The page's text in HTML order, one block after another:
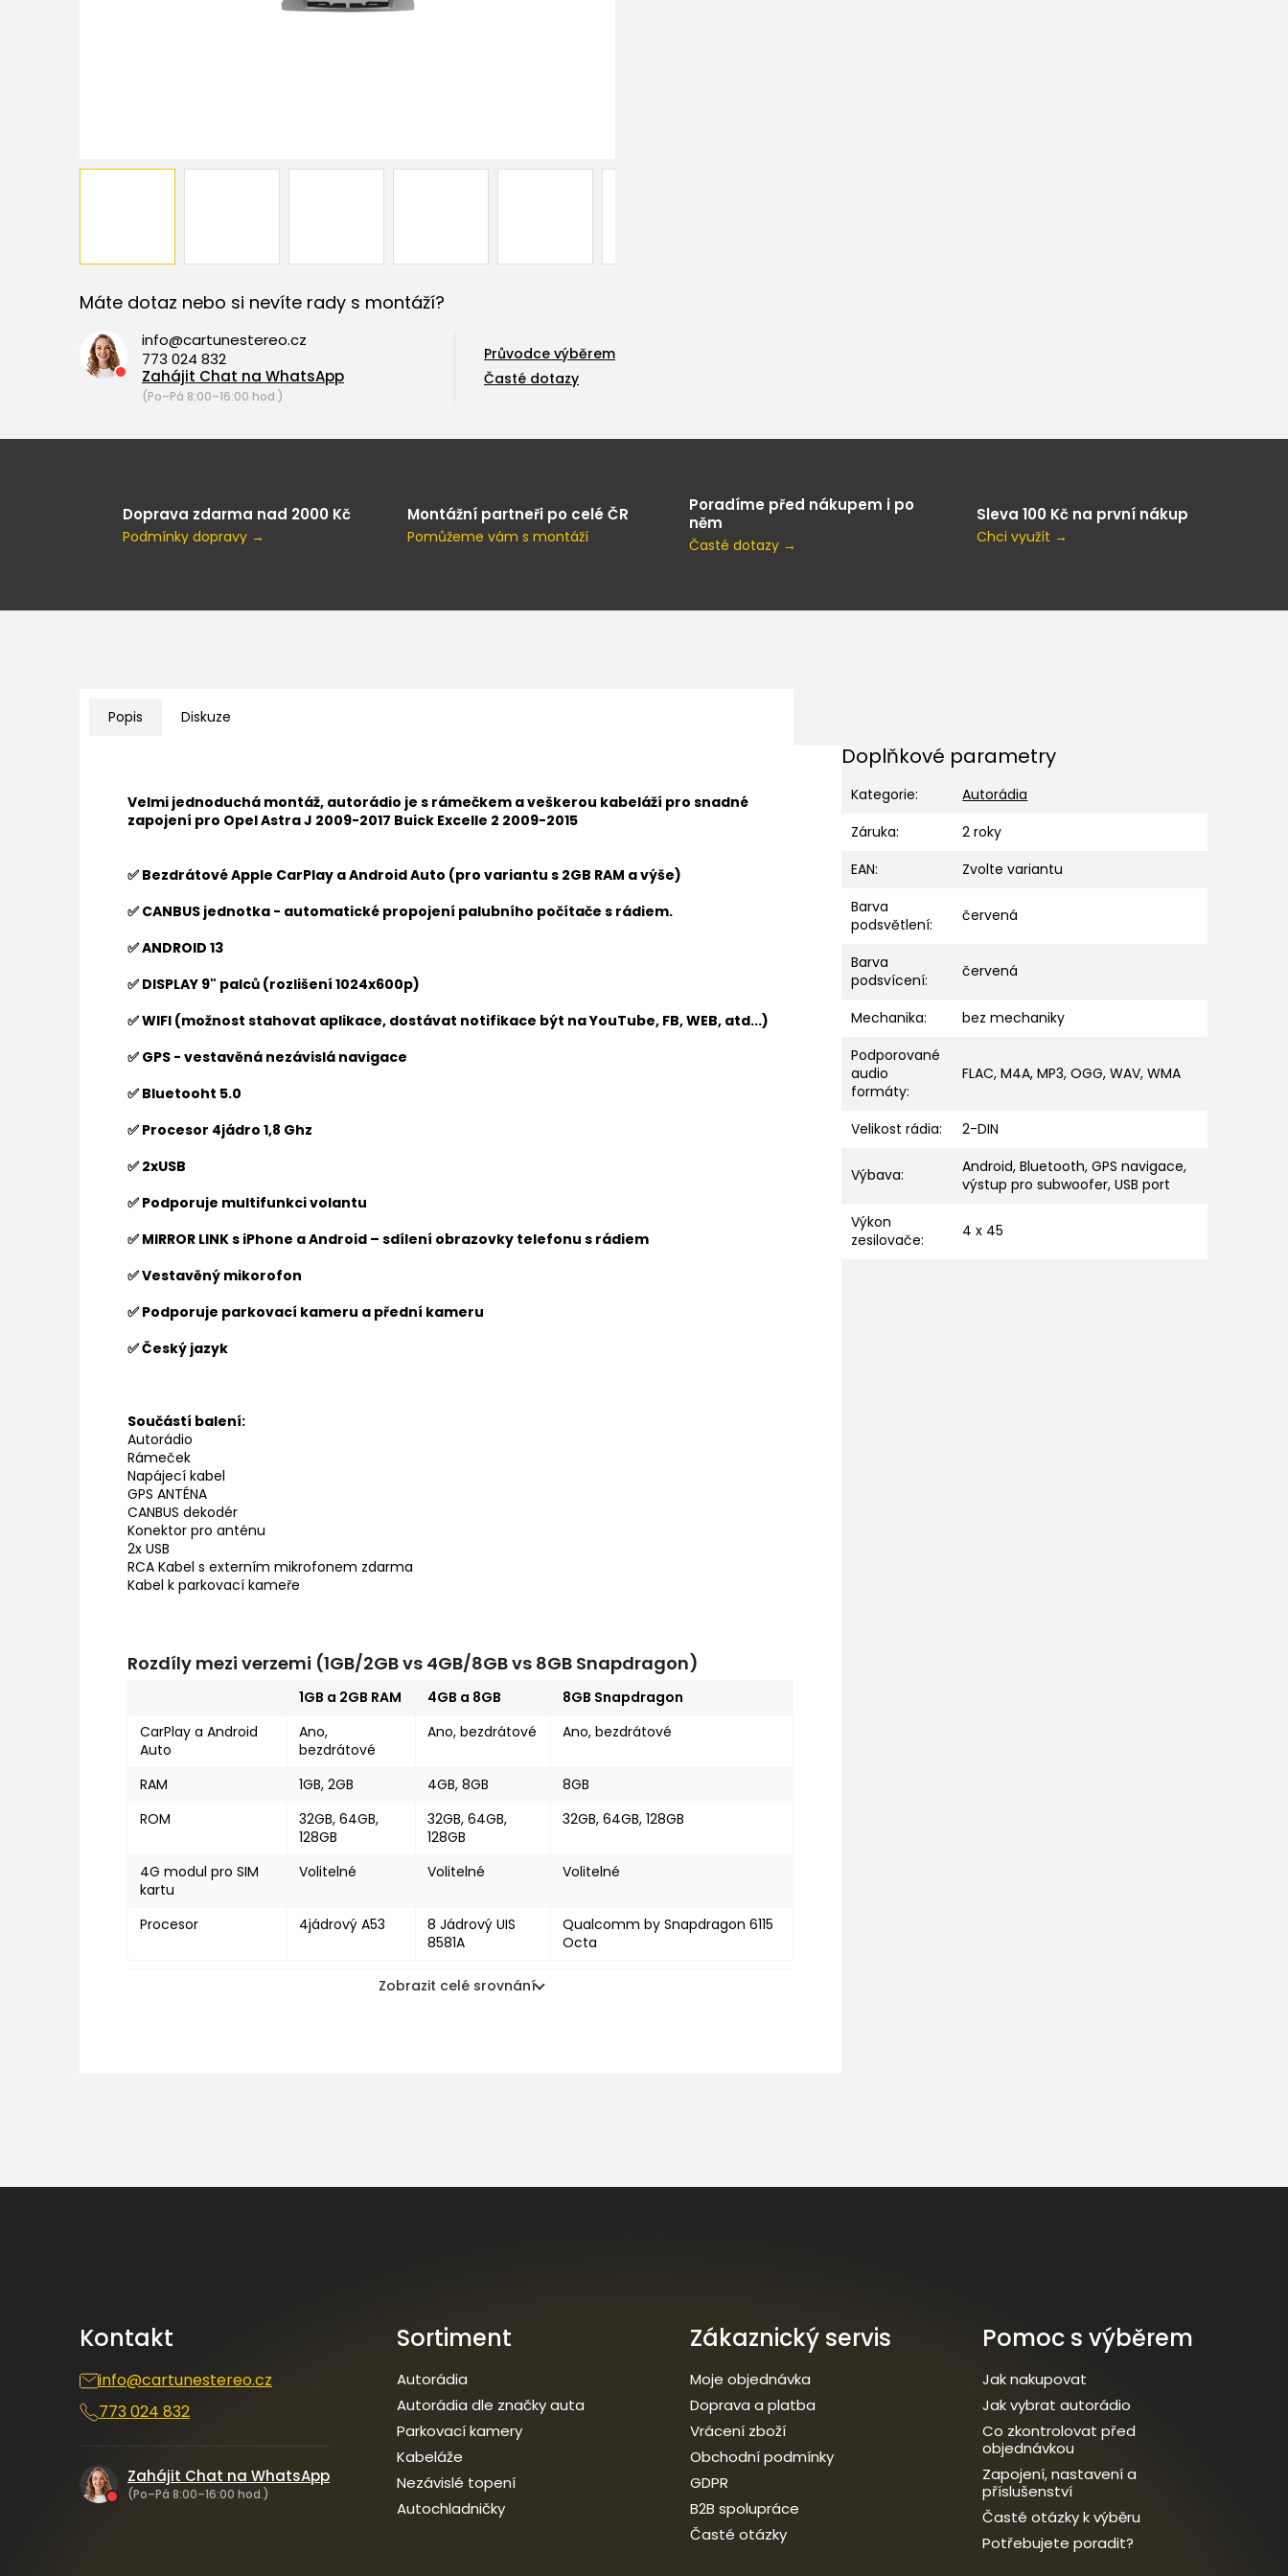
Máte dotaz nebo si nevíte rady s montáží?
info@cartunestereo.cz
773 024 832
Zahájit Chat na WhatsApp
(Po–Pá 8:00–16:00 hod.)
Průvodce výběrem
Časté dotazy
Doprava zdarma nad 2000 Kč
Podmínky dopravy →
Montážní partneři po celé ČR
Pomůžeme vám s montáží
Poradíme před nákupem i po
něm
Časté dotazy →
Sleva 100 Kč na první nákup
Chci využít →
Popis Diskuze
Velmi jednoduchá montáž, autorádio je s rámečkem a veškerou kabeláží pro snadné
zapojení pro Opel Astra J 2009-2017 Buick Excelle 2 2009-2015
✅ Bezdrátové Apple CarPlay a Android Auto (pro variantu s 2GB RAM a výše)
✅ CANBUS jednotka - automatické propojení palubního počítače s rádiem.
✅ ANDROID 13
✅ DISPLAY 9" palců (rozlišení 1024x600p)
✅ WIFI (možnost stahovat aplikace, dostávat notifikace být na YouTube, FB, WEB, atd...)
✅ GPS - vestavěná nezávislá navigace
✅ Bluetooht 5.0
✅ Procesor 4jádro 1,8 Ghz
✅ 2xUSB
✅ Podporuje multifunkci volantu
✅ MIRROR LINK s iPhone a Android – sdílení obrazovky telefonu s rádiem
✅ Vestavěný mikorofon
✅ Podporuje parkovací kameru a přední kameru
✅ Český jazyk
Součástí balení:
Autorádio
Rámeček
Napájecí kabel
GPS ANTÉNA
CANBUS dekodér
Konektor pro anténu
2x USB
RCA Kabel s externím mikrofonem zdarma
Kabel k parkovací kameře
Rozdíly mezi verzemi (1GB/2GB vs 4GB/8GB vs 8GB Snapdragon)
1GB a 2GB RAM 4GB a 8GB
8GB Snapdragon
CarPlay a Android
Auto
Ano,
bezdrátové
Ano, bezdrátové Ano, bezdrátové
RAM 1GB, 2GB 4GB, 8GB
8GB
ROM
32GB, 64GB,
128GB
32GB, 64GB,
128GB
32GB, 64GB, 128GB
4G modul pro SIM
kartu
Volitelné Volitelné Volitelné
Procesor 4jádrový A53
8 Jádrový UIS
8581A
Qualcomm by Snapdragon 6115
Octa
Zobrazit celé srovnání
Doplňkové parametry
Kategorie:
Autorádia
Záruka:
2 roky
EAN:
Zvolte variantu
Barva
podsvětlení: červená
Barva
podsvícení: červená
Mechanika:
bez mechaniky
Podporované
audio
formáty:
FLAC, M4A, MP3, OGG, WAV, WMA
Velikost rádia: 2-DIN
Výbava:
Android, Bluetooth, GPS navigace,
výstup pro subwoofer, USB port
Výkon
zesilovače: 4 x 45
Kontakt
info@cartunestereo.cz
773 024 832
Zahájit Chat na WhatsApp
(Po–Pá 8:00–16:00 hod.)
Sortiment
Autorádia
Autorádia dle značky auta
Parkovací kamery
Kabeláže
Nezávislé topení
Autochladničky
Zákaznický servis
Moje objednávka
Doprava a platba
Vrácení zboží
Obchodní podmínky
GDPR
B2B spolupráce
Časté otázky
Pomoc s výběrem
Jak nakupovat
Jak vybrat autorádio
Co zkontrolovat před
objednávkou
Zapojení, nastavení a
příslušenství
Časté otázky k výběru
Potřebujete poradit?